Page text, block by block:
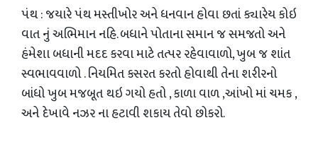
પંથ : જયારે પંથ મસ્તીખોર અને ધનવાન હોવા છતાં ક્યારેય કોઇ
વાત નું અભિમાન નહિ. બધાને પોતાના સમાન જ સમજતો અને
હંમેશા બધાની મદદ કરવા માટે તત્પર રહેવાવાળો, ખુબ જ શાંત
સ્વભાવવાળો . નિયમિત કસરત કરતો હોવાથી તેના શરીરનો
બાંધો ખુબ મજબૂત થઇ ગયો હતો , કાળા વાળ ,આંખો માં ચમક ,
અને દેખાવે નઝર ના હટાવી શકાય તેવો છોકરો.